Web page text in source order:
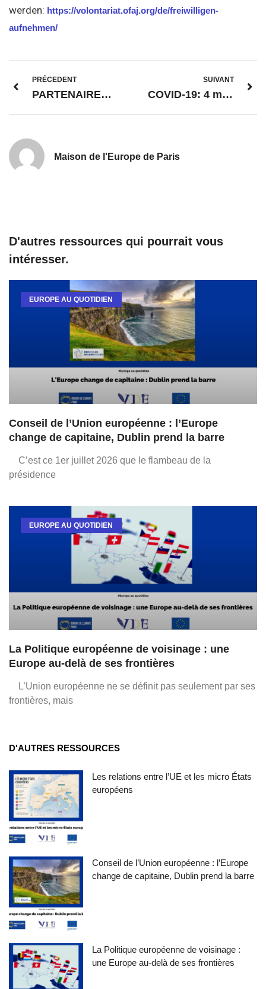
werden: https://volontariat.ofaj.org/de/freiwilligen-
aufnehmen/
PRÉCEDENT
PARTENAIRES : Arnaud Ngatcha, Adjoint de la Maire de Paris chargé de l’international : « Paris a un rôle à jouer en Europe »
SUIVANT
COVID-19: 4 millions d’euros au titre du Fonds européen d’ajustement à la mondialisation pour soutenir des travailleurs licenciés de Selecta en France
Maison de l'Europe de Paris
D'autres ressources qui pourrait vous
intéresser.
EUROPE AU QUOTIDIEN
Conseil de l’Union européenne : l’Europe
change de capitaine, Dublin prend la barre
C’est ce 1er juillet 2026 que le flambeau de la
présidence
EUROPE AU QUOTIDIEN
La Politique européenne de voisinage : une
Europe au-delà de ses frontières
L’Union européenne ne se définit pas seulement par ses
frontières, mais
D'AUTRES RESSOURCES
Les relations entre l’UE et les micro États
européens
Conseil de l’Union européenne : l’Europe
change de capitaine, Dublin prend la barre
La Politique européenne de voisinage :
une Europe au-delà de ses frontières